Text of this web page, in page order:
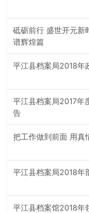
砥砺前行 盛世开元新
谱辉煌篇
平江县档案局2018年
平江县档案局2017年
告
把工作做到前面 用真
平江县档案局2018年
平江县档案馆2018年